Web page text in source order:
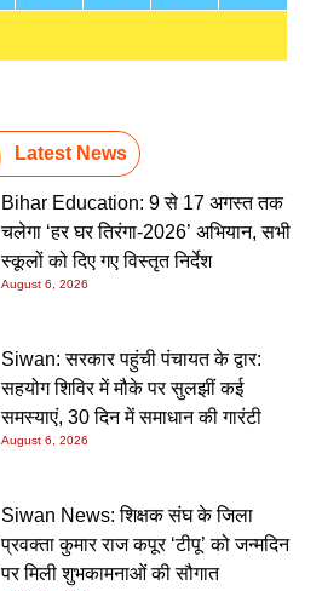
Latest News
Bihar Education: 9 से 17 अगस्त तक
चलेगा ‘हर घर तिरंगा-2026’ अभियान, सभी
स्कूलों को दिए गए विस्तृत निर्देश
August 6, 2026
Siwan: सरकार पहुंची पंचायत के द्वार:
सहयोग शिविर में मौके पर सुलझीं कई
समस्याएं, 30 दिन में समाधान की गारंटी
August 6, 2026
Siwan News: शिक्षक संघ के जिला
प्रवक्ता कुमार राज कपूर ‘टीपू’ को जन्मदिन
पर मिली शुभकामनाओं की सौगात